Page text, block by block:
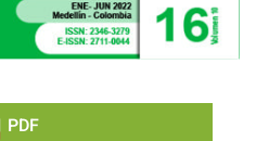
PDF